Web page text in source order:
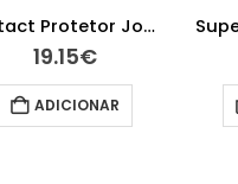
Super Creme Fixador Próteses Sem Sabor 40 g
11.10€
ADICIONAR